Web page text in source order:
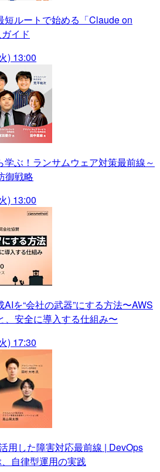
短ルートで始める「Claude on
イド
) 13:00
学ぶ！ランサムウェア対策最前線～
御戦略
) 13:00
AIを“会社の武器”にする方法〜AWS
、安全に導入する仕組み〜
) 17:30
用した障害対応最前線 | DevOps
自律型運用の実践